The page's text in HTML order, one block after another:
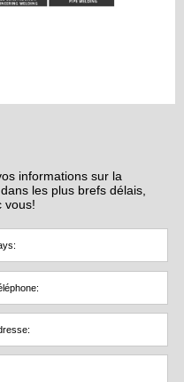
informations sur la
les plus brefs délais,
vous!